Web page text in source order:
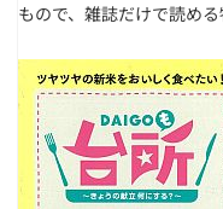
もので、雑誌だけで読め